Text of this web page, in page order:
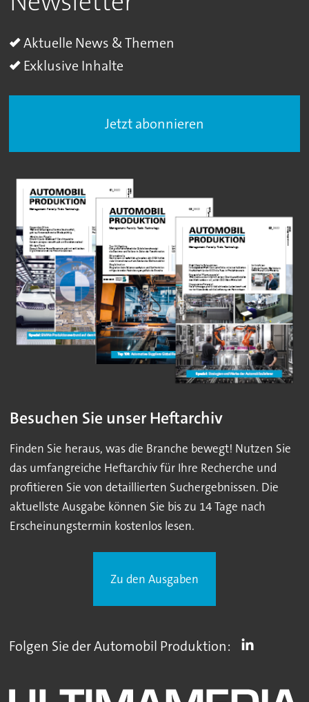
Aktuelle News & Themen
Exklusive Inhalte
Jetzt abonnieren
Besuchen Sie unser Heftarchiv
Finden Sie heraus, was die Branche bewegt! Nutzen Sie
das umfangreiche Heftarchiv für Ihre Recherche und
profitieren Sie von detaillierten Suchergebnissen. Die
aktuellste Ausgabe können Sie bis zu 14 Tage nach
Erscheinungstermin kostenlos lesen.
Zu den Ausgaben
Folgen Sie der Automobil Produktion: